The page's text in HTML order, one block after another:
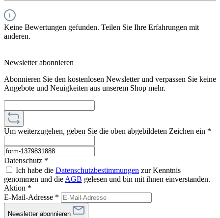
Keine Bewertungen gefunden. Teilen Sie Ihre Erfahrungen mit
anderen.
Newsletter abonnieren
Abonnieren Sie den kostenlosen Newsletter und verpassen Sie keine
Angebote und Neuigkeiten aus unserem Shop mehr.
Um weiterzugehen, geben Sie die oben abgebildeten Zeichen ein *
Datenschutz *
Ich habe die Datenschutzbestimmungen zur Kenntnis
genommen und die AGB gelesen und bin mit ihnen einverstanden.
Aktion *
E-Mail-Adresse *
Newsletter abonnieren